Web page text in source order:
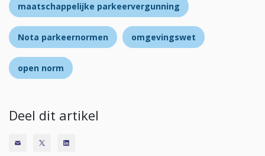
maatschappelijke parkeervergunning
Nota parkeernormen omgevingswet
open norm
Deel dit artikel